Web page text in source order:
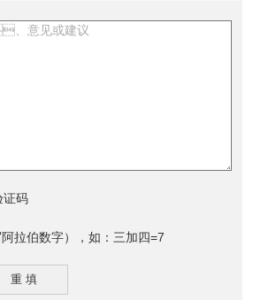
数字），如：三加四=7